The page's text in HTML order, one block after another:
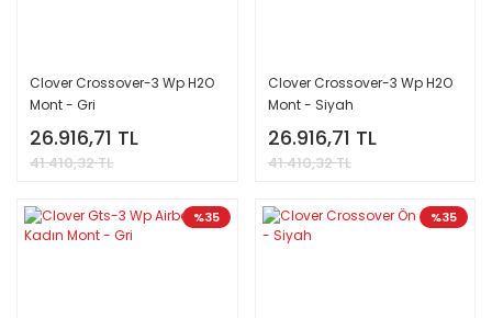
Clover Crossover-3 Wp H2O
Mont - Gri
26.916,71 TL
41.410,32 TL
Clover Crossover-3 Wp H2O
Mont - Siyah
26.916,71 TL
41.410,32 TL
%35 %35